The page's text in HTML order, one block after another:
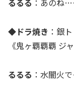
るるる ：あのね
◆ドラ焼き ：銀
《鬼ヶ覇覇覇 ジ
るるる ：水闇火